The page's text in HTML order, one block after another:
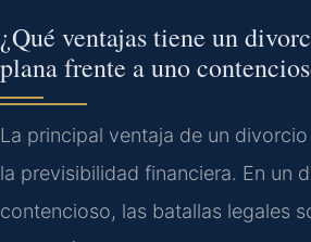
¿Qué ventajas tiene un
plana frente a uno
La principal ventaja de un
la previsibilidad financiera. En un
contencioso, las batallas legales